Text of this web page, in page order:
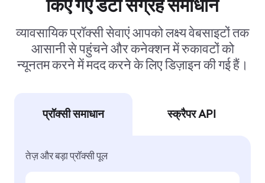
किए गए डेटा संग्रह समाधान
व्यावसायिक प्रॉक्सी सेवाएं आपको लक्ष्य वेबसाइटों तक
आसानी से पहुंचने और कनेक्शन में रुकावटों को
न्यूनतम करने में मदद करने के लिए डिज़ाइन की गई हैं।
प्रॉक्सी समाधान स्क्रैपर API
तेज़ और बड़ा प्रॉक्सी पूल